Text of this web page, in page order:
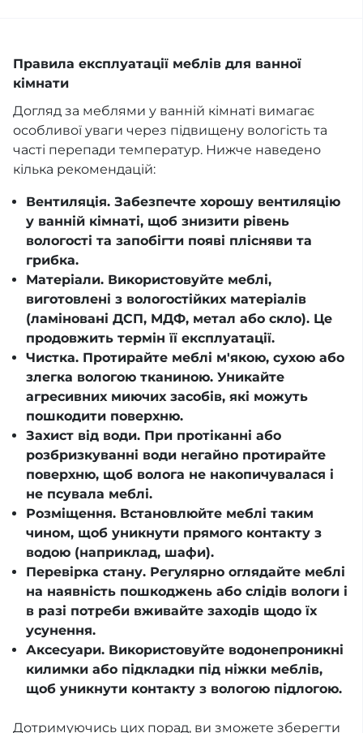
Правила експлуатації меблів для ванної
кімнати
Догляд за меблями у ванній кімнаті вимагає
особливої уваги через підвищену вологість та
часті перепади температур. Нижче наведено
кілька рекомендацій:
Вентиляція. Забезпечте хорошу вентиляцію
у ванній кімнаті, щоб знизити рівень
вологості та запобігти появі плісняви та
грибка.
Матеріали. Використовуйте меблі,
виготовлені з вологостійких матеріалів
(ламіновані ДСП, МДФ, метал або скло). Це
продовжить термін її експлуатації.
Чистка. Протирайте меблі м'якою, сухою або
злегка вологою тканиною. Уникайте
агресивних миючих засобів, які можуть
пошкодити поверхню.
Захист від води. При протіканні або
розбризкуванні води негайно протирайте
поверхню, щоб волога не накопичувалася і
не псувала меблі.
Розміщення. Встановлюйте меблі таким
чином, щоб уникнути прямого контакту з
водою (наприклад, шафи).
Перевірка стану. Регулярно оглядайте меблі
на наявність пошкоджень або слідів вологи і
в разі потреби вживайте заходів щодо їх
усунення.
Аксесуари. Використовуйте водонепроникні
килимки або підкладки під ніжки меблів,
щоб уникнути контакту з вологою підлогою.
Дотримуючись цих порад, ви зможете зберегти